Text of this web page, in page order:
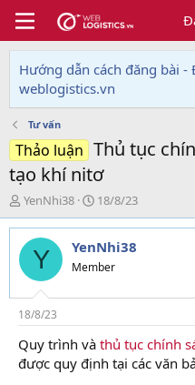
Hướng dẫn cách đăng bài -
weblogistics.vn
Tư vấn
Thảo luận Thủ tục
tạo khí nitơ
T
h
r
e
d
s
t
a
r
t
YenNhi38
N
g
à
y
g
i
18/8/23
Y YenNhi38
Member
18/8/23
Quy trình và thủ tục chính
được quy định tại các văn